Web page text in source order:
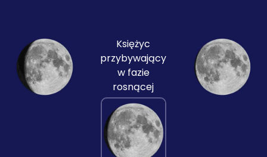
Księżyc
przybywający
w fazie
rosnącej